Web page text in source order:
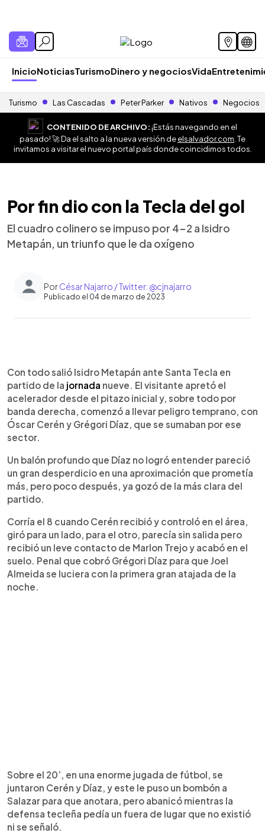
InicioNoticiasTurismoDinero y negociosVida
Turismo Las Cascadas Peter Parker Nativos Negocios
CONTENIDO DE ARCHIVO:¡Estás navegando en el
pasado! 🚀 Da el salto a la nueva versión deelsalvador.com . Te
invitamos a visitar el nuevo portal país donde coincidimos todos.
Por fin dio con la Tecla del gol
El cuadro colinero se impuso por 4-2 a Isidro
Metapán, un triunfo que le da oxígeno
PorCésar Najarro / Twitter: @cjnajarro
Publicado el 04 de marzo de 2023
► Escuchar artículo
Con todo salió Isidro Metapán ante Santa Tecla en
partido de la jornada nueve. El visitante apretó el
acelerador desde el pitazo inicial y, sobre todo por
banda derecha, comenzó a llevar peligro temprano, con
Óscar Cerén y Grégori Díaz, que se sumaban por ese
sector.
Un balón profundo que Díaz no logró entender pareció
un gran desperdicio en una aproximación que prometía
más, pero poco después, ya gozó de la más clara del
partido.
Corría el 8 cuando Cerén recibió y controló en el área,
giró para un lado, para el otro, parecía sin salida pero
recibió un leve contacto de Marlon Trejo y acabó en el
suelo. Penal que cobró Grégori Díaz para que Joel
Almeida se luciera con la primera gran atajada de la
noche.
Sobre el 20’, en una enorme jugada de fútbol, se
juntaron Cerén y Díaz, y este le puso un bombón a
Salazar para que anotara, pero abanicó mientras la
defensa tecleña pedía un fuera de lugar que no existió
ni se señaló.